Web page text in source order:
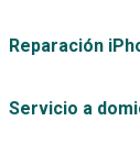
Reparación
Servicio a